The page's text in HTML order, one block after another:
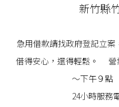
新竹縣
急用借款請找政府登記立
借得安心，還得輕鬆。 營
～下午９
24小時服務